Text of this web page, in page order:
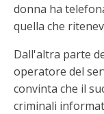
donna ha
quella che
Dall'altra parte
operatore del
convinta che il
criminali